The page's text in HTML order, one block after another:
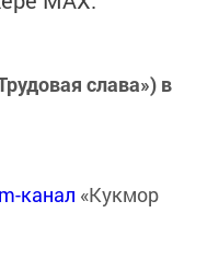
слава») в
канал «Кукмор